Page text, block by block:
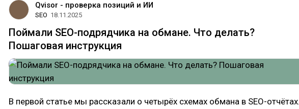
Qvisor - проверка позиций и ИИ
SEO 18.11.2025
Поймали SEO-подрядчика на обмане. Что делать?
Пошаговая инструкция
В первой статье мы рассказали о четырёх схемах обмана в SEO-